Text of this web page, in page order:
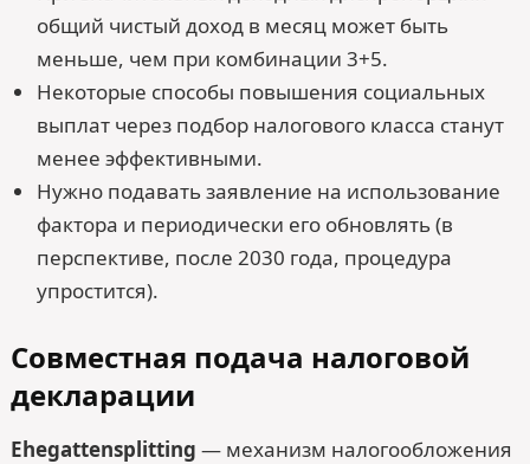
общий чистый доход в месяц может быть
меньше, чем при комбинации 3+5.
Некоторые способы повышения социальных
выплат через подбор налогового класса станут
менее эффективными.
Нужно подавать заявление на использование
фактора и периодически его обновлять (в
перспективе, после 2030 года, процедура
упростится).
Совместная подача налоговой
декларации
Ehegattensplitting — механизм налогообложения